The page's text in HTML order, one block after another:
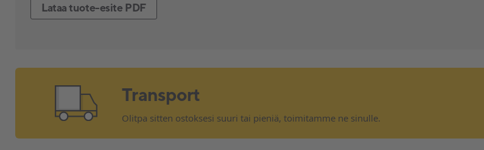
Lataa tuote-esite PDF
Transport
Olitpa sitten ostoksesi suuri tai pieniä, toimitamme ne sinulle.